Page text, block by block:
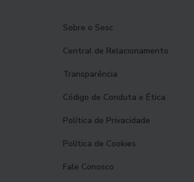
Sobre o Sesc
Central de Relacionamento
Transparência
Código de Conduta e Ética
Política de Privacidade
Política de Cookies
Fale Conosco